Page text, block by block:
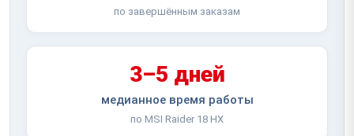
по завершённым заказам
3–5 дней
медианное время работы
по MSI Raider 18 HX